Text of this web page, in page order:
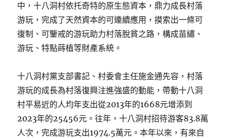
中，十八洞村依托奇特的原生態資本，鼎力成長村落
游玩，完成了天然資本的可連續應用，摸索出一條可
復制、可鑒戒的游玩助力村落脫貧之路，構成苗繡、
游玩、特點蒔植等財產系統。
十八洞村黨支部書記、村委會主任施金通先容，村落
游玩的成長為村落復興注進強盛的動能，帶動十八洞
村平易近的人均年支出從2013年的1668元增添到
2023年的25456元。往年，十八洞村招待游客83.8萬
人次，完成游玩支出1974.5萬元。本年以來，有來自